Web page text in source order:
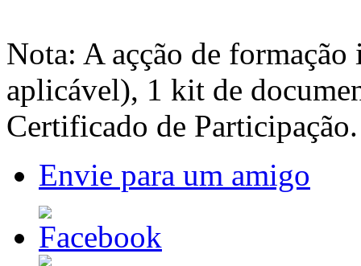
Nota: A açção de
aplicável), 1 kit de
Certificado de Participação.
Envie para um amigo